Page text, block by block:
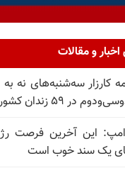
اخبار و مقالات
کارزار سه‌شنبه‌های نه
در ۵۹ زندان کشور
این آخرین فرصت
یک سند خوب است